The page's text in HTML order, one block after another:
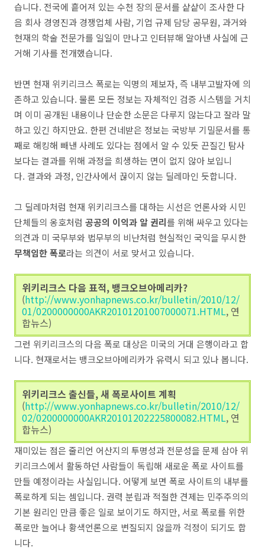
습니다. 전국에 흩어져 있는 수천 장의 문서를 샅샅이 조사한 다
음 회사 경영진과 경쟁업체 사람, 기업 규제 담당 공무원, 과거와
현재의 학술 전문가를 일일이 만나고 인터뷰해 알아낸 사실에 근
거해 기사를 전개했습니다.
반면 현재 위키리크스 폭로는 익명의 제보자, 즉 내부고발자에 의
존하고 있습니다. 물론 모든 정보는 자체적인 검증 시스템을 거치
며 이미 공개된 내용이나 단순한 소문은 다루지 않는다고 잘라 말
하고 있긴 하지만요. 한편 건네받은 정보는 국방부 기밀문서를 통
째로 해킹해 빼낸 사례도 있다는 점에서 알 수 있듯 끈질긴 탐사
보다는 결과를 위해 과정을 희생하는 면이 없지 않아 보입니
다. 결과와 과정, 인간사에서 끊이지 않는 딜레마인 듯합니다.
그 딜레마처럼 현재 위키리크스를 대하는 시선은 언론사와 시민
단체들의 옹호처럼 공공의 이익과 알 권리를 위해 싸우고 있다는
의견과 미 국무부와 법무부의 비난처럼 현실적인 국익을 무시한
무책임한 폭로라는 의견이 서로 맞서고 있습니다.
위키리크스 다음 표적, 뱅크오브아메리카?
(http://www.yonhapnews.co.kr/bulletin/2010/12/
01/0200000000AKR20101201007000071.HTML, 연
합뉴스)
그런 위키리크스의 다음 폭로 대상은 미국의 거대 은행이라고 합
니다. 현재로서는 뱅크오브아메리카가 유력시 되고 있나 봅니다.
위키리크스 출신들, 새 폭로사이트 계획
(http://www.yonhapnews.co.kr/bulletin/2010/12/
02/0200000000AKR20101202225800082.HTML, 연
합뉴스)
재미있는 점은 줄리언 어산지의 투명성과 전문성을 문제 삼아 위
키리크스에서 활동하던 사람들이 독립해 새로운 폭로 사이트를
만들 예정이라는 사실입니다. 어떻게 보면 폭로 사이트의 내부를
폭로하게 되는 셈입니다. 권력 분립과 적절한 견제는 민주주의의
기본 원리인 만큼 좋은 일로 보이기도 하지만, 서로 폭로를 위한
폭로만 늘어나 황색언론으로 변질되지 않을까 걱정이 되기도 합
니다.